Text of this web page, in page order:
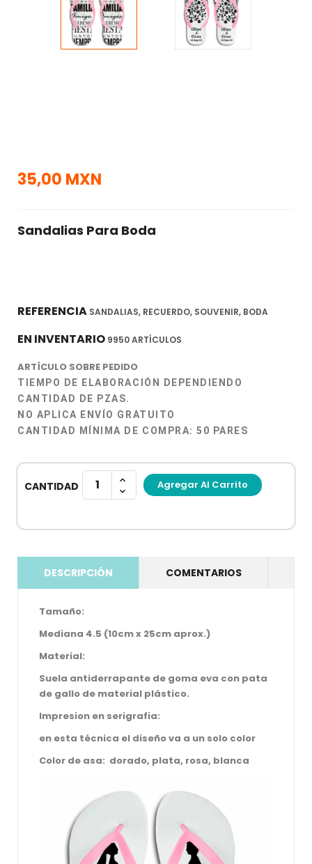
35,00 MXN
Sandalias Para Boda
REFERENCIA SANDALIAS, RECUERDO, SOUVENIR, BODA
EN INVENTARIO 9950 ARTÍCULOS
ARTÍCULO SOBRE PEDIDO
TIEMPO DE ELABORACIÓN DEPENDIENDO
CANTIDAD DE PZAS.
NO APLICA ENVÍO GRATUITO
CANTIDAD MÍNIMA DE COMPRA: 50 PARES
CANTIDAD Agregar Al Carrito
DESCRIPCIÓN COMENTARIOS
Tamaño:
Mediana 4.5 (10cm x 25cm aprox.)
Material:
Suela antiderrapante de goma eva con pata
de gallo de material plástico.
Impresion en serigrafia:
en esta técnica el diseño va a un solo color
Color de asa: dorado, plata, rosa, blanca